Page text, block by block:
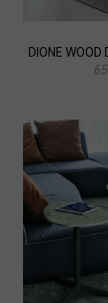
DIONE